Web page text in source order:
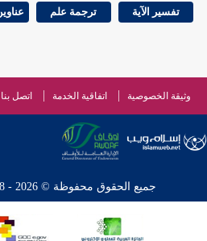
تفسير الآية ترجمة علم
وثيقة الخصوصية اتفاقية الخدمة اتصل بنا
جميع الحقوق محفوظة © 2026 - 1998 لشبكة إسلام ويب